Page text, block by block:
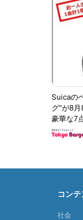
Suicaの
グ"が8
豪華な7
コンテ
社会